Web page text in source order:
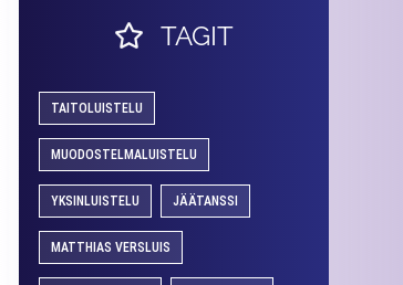
TAGIT
TAITOLUISTELU
MUODOSTELMALUISTELU
YKSINLUISTELU JÄÄTANSSI
MATTHIAS VERSLUIS